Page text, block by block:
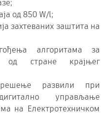
од 850 W/l;
захтеваних заштита на
алгоритама за
од стране крајњег
развили при
управљање
на Електротехничком